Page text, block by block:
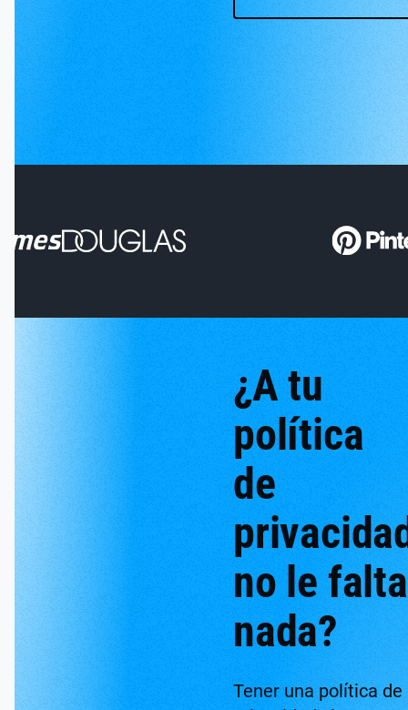
¿A tu
política
de
no le falta
nada?
Tener una política de